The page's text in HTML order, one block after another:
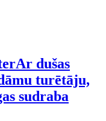
Ar dušas
turētāju,
sudraba